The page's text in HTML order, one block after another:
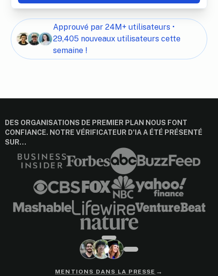
Approuvé par 24M+ utilisateurs •
29,405 nouveaux utilisateurs cette
semaine !
DES ORGANISATIONS DE PREMIER PLAN NOUS FONT
CONFIANCE. NOTRE VÉRIFICATEUR D'IA A ÉTÉ PRÉSENTÉ
SUR…
MENTIONS DANS LA PRESSE →